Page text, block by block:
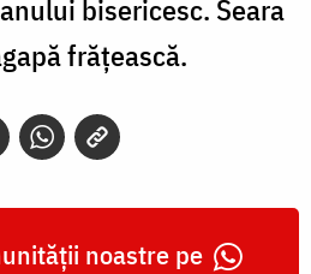
bisericesc. Seara
frățească.
noastre pe